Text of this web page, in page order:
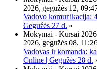
2026, gegužės 12,
Vadovo komunikacija:
Gegužės 27 d. »
Mokymai - Kursai 2026
2026, gegužės 08, 11:26
Vadovas ir komanda:
Online | Gegužės 28 d.